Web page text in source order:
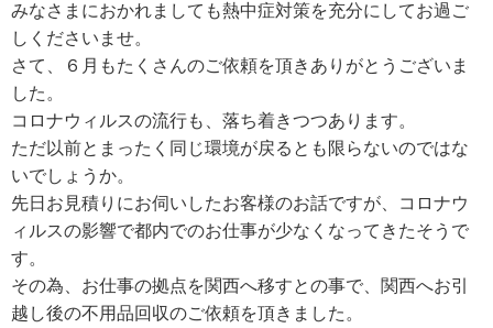
みなさまにおかれましても熱中症対策を充分にしてお過ご
しくださいませ。
さて、６月もたくさんのご依頼を頂きありがとうございま
した。
コロナウィルスの流行も、落ち着きつつあります。
ただ以前とまったく同じ環境が戻るとも限らないのではな
いでしょうか。
先日お見積りにお伺いしたお客様のお話ですが、コロナウ
ィルスの影響で都内でのお仕事が少なくなってきたそうで
す。
その為、お仕事の拠点を関西へ移すとの事で、関西へお引
越し後の不用品回収のご依頼を頂きました。